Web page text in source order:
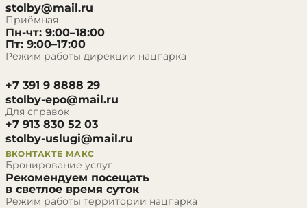
stolby@mail.ru
Приёмная
Пн-чт: 9:00–18:00
Пт: 9:00–17:00
Режим работы дирекции нацпарка
+7 391 9 8888 29
stolby-epo@mail.ru
Для справок
+7 913 830 52 03
stolby-uslugi@mail.ru
ВКОНТАКТЕ МАКС
Бронирование услуг
Рекомендуем посещать
в светлое время суток
Режим работы территории нацпарка